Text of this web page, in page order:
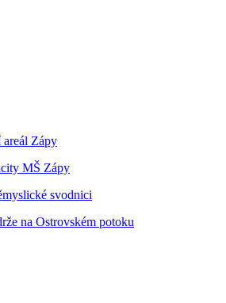
areál Zápy
MŠ Zápy
svodnici
na Ostrovském potoku